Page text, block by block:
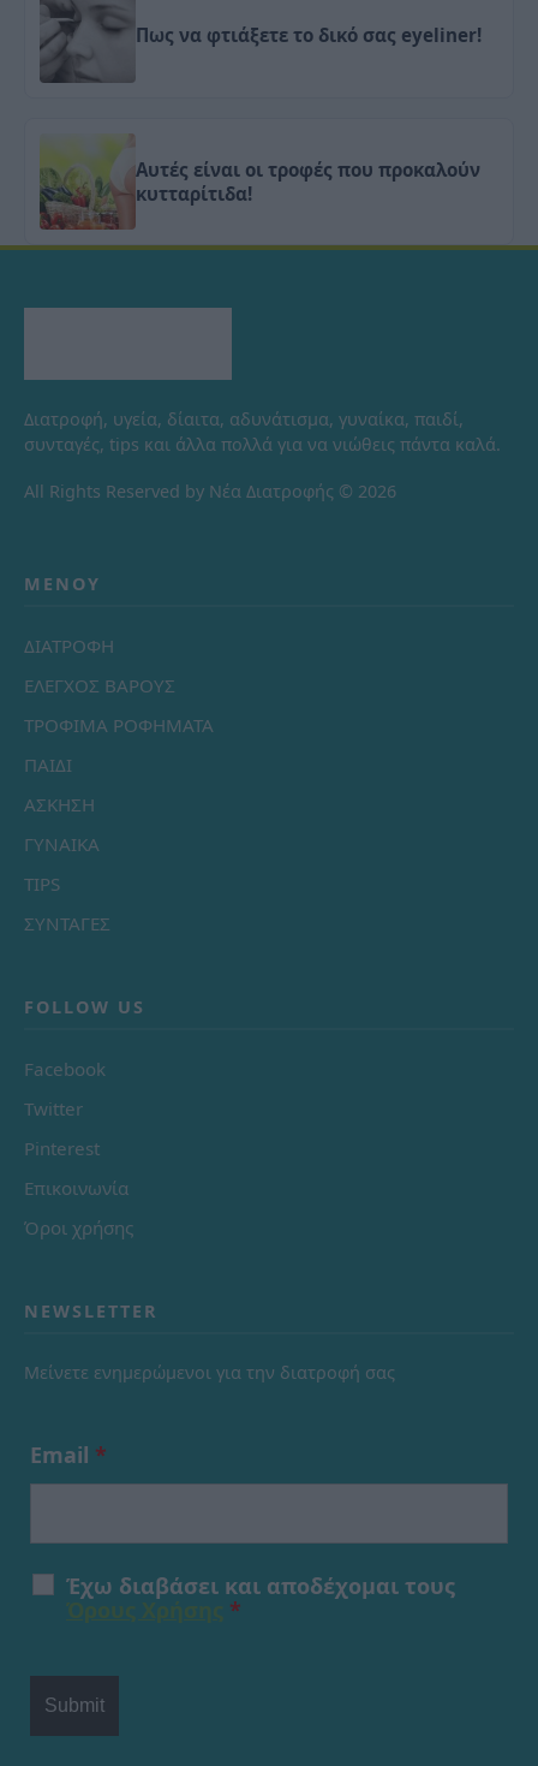
Πως να φτιάξετε το δικό σας eyeliner!
Αυτές είναι οι τροφές που προκαλούν
κυτταρίτιδα!
Διατροφή, υγεία, δίαιτα, αδυνάτισμα, γυναίκα, παιδί,
συνταγές, tips και άλλα πολλά για να νιώθεις πάντα καλά.
All Rights Reserved by Νέα Διατροφής © 2026
ΜΕΝΟΎ
ΔΙΑΤΡΟΦΗ
ΕΛΕΓΧΟΣ ΒΑΡΟΥΣ
ΤΡΟΦΙΜΑ ΡΟΦΗΜΑΤΑ
ΠΑΙΔΙ
ΑΣΚΗΣΗ
ΓΥΝΑΙΚΑ
TIPS
ΣΥΝΤΑΓΕΣ
FOLLOW US
Facebook
Twitter
Pinterest
Επικοινωνία
Όροι χρήσης
NEWSLETTER
Μείνετε ενημερώμενοι για την διατροφή σας
Email *
Έχω διαβάσει και αποδέχομαι τους
*